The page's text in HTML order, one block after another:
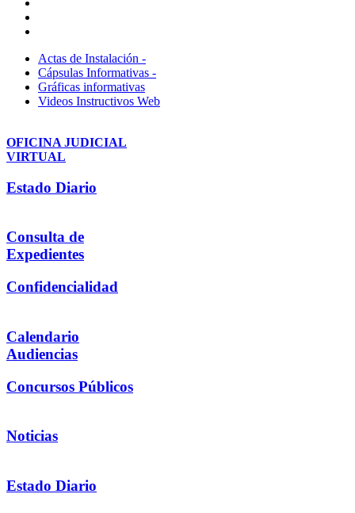
Actas de Instalación -
Cápsulas Informativas -
Gráficas informativas
Videos Instructivos Web
OFICINA JUDICIAL
VIRTUAL
Estado Diario
Consulta de
Expedientes
Confidencialidad
Calendario
Audiencias
Concursos Públicos
Noticias
Estado Diario